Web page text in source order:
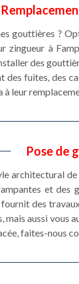
gouttières ?
zingueur à
des
des fuites, des
à leur
Pose de
architectural
et des
des
mais aussi
faites-nous